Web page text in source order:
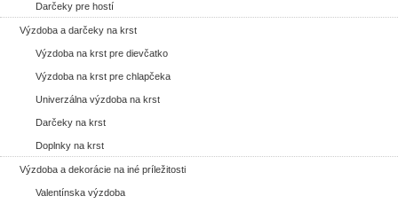
Darčeky pre hostí
Výzdoba a darčeky na krst
Výzdoba na krst pre dievčatko
Výzdoba na krst pre chlapčeka
Univerzálna výzdoba na krst
Darčeky na krst
Doplnky na krst
Výzdoba a dekorácie na iné príležitosti
Valentínska výzdoba